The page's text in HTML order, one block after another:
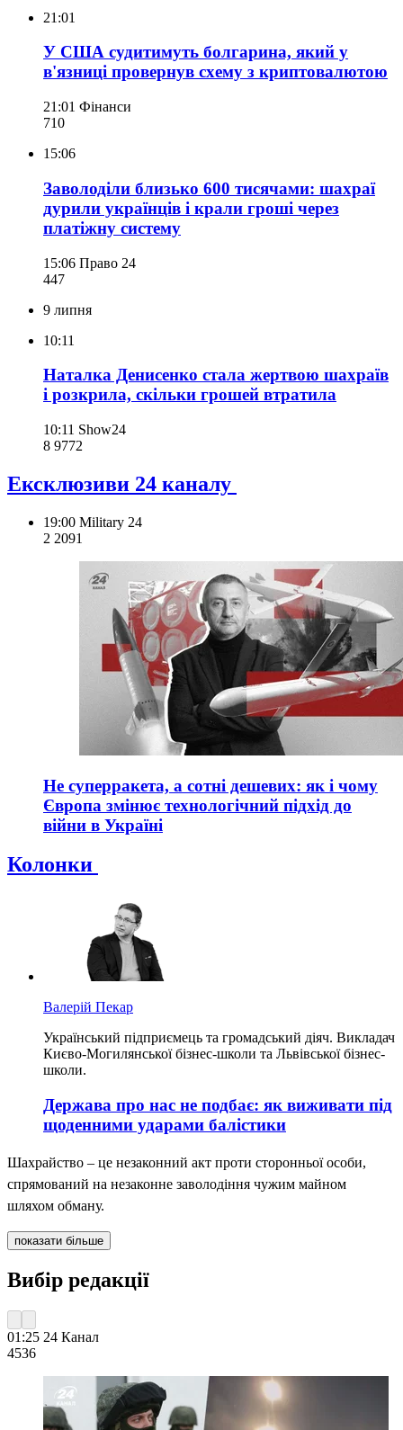
21:01
У США судитимуть болгарина, який у
в'язниці провернув схему з криптовалютою
21:01 Фінанси
710
15:06
Заволоділи близько 600 тисячами: шахраї
дурили українців і крали гроші через
платіжну систему
15:06 Право 24
447
9 липня
10:11
Наталка Денисенко стала жертвою шахраїв
і розкрила, скільки грошей втратила
10:11 Show24
8 9772
Ексклюзиви 24 каналу
19:00 Military 24
2 2091
Не суперракета, а сотні дешевих: як і чому
Європа змінює технологічний підхід до
війни в Україні
Колонки
Валерій Пекар
Український підприємець та громадський діяч. Викладач
Києво-Могилянської бізнес-школи та Львівської бізнес-
школи.
Держава про нас не подбає: як виживати під
щоденними ударами балістики
Шахрайство – це незаконний акт проти сторонньої особи,
спрямований на незаконне заволодіння чужим майном
шляхом обману.
показати більше
Вибір редакції
01:25 24 Канал
4536